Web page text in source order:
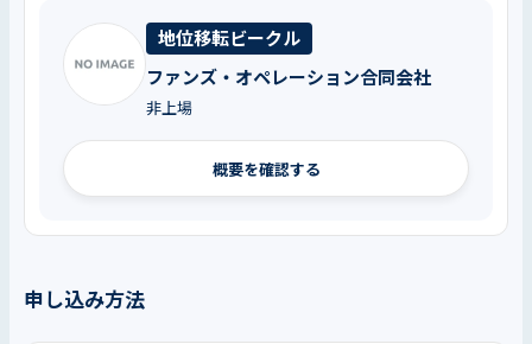
地位移転ビークル
ファンズ・オペレーション合同会社
非上場
概要を確認する
申し込み方法